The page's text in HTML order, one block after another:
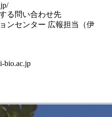
る問い合わせ先
ンセンター 広報担当（伊
bio.ac.jp